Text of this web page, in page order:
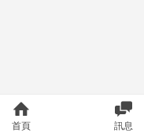
首頁 訊息